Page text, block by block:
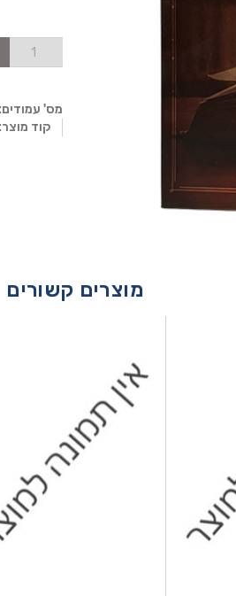
מס' עמודים:
קוד מוצר:
מוצרים קשורים